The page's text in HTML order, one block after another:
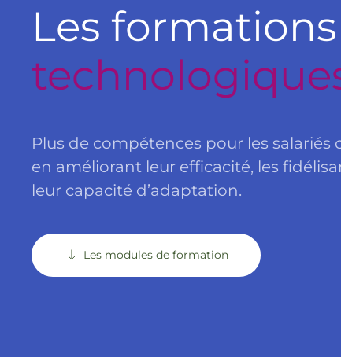
Les formations
Plus de compétences pour les salariés
en améliorant leur efficacité, les
leur capacité d’adaptation.
Les modules de formation